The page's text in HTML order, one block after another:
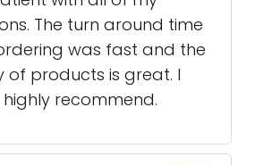
The turn around time
was fast and the
of products is great. I
recommend.